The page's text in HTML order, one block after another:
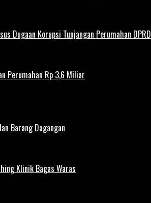
Dugaan Korupsi Tunjangan Perumahan DPRD
Perumahan Rp 3,6 Miliar
Barang Dagangan
Klinik Bagas Waras